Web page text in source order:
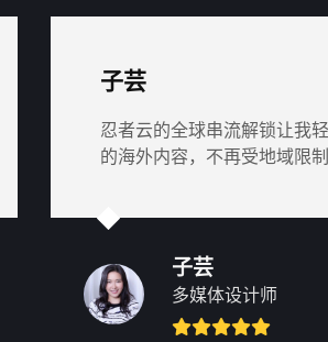
子芸
忍者云的全球串流解锁让我
的海外内容，不再受地域限制
子芸
多媒体设计师